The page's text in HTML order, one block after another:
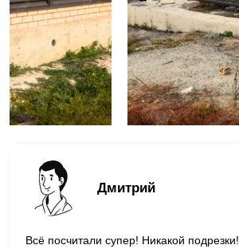
Дмитрий
Всё посчитали супер! Никакой подрезки!